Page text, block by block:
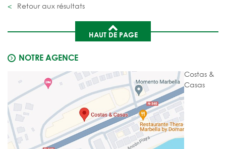
Retour aux résultats
HAUT DE PAGE
NOTRE AGENCE
Costas &
Casas